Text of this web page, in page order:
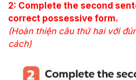
2: Complete the second
correct possessive form.
(Hoàn thiện câu thứ hai với
cách)